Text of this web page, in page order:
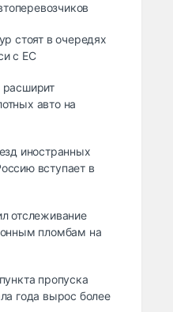
стоят в очередях
с ЕС
авто на
иностранных
вступает в
отслеживание
пломбам на
пропуска
года вырос более